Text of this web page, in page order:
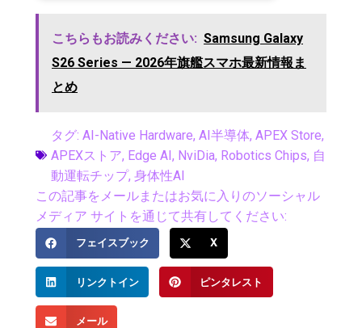
こちらもお読みください: Samsung Galaxy
S26 Series — 2026年旗艦スマホ最新情報ま
とめ
タグ: AI-Native Hardware, AI半導体, APEX Store,
APEXストア, Edge AI, NviDia, Robotics Chips, 自
動運転チップ, 身体性AI
この記事をメールまたはお気に入りのソーシャル
メディア サイトを通じて共有してください:
フェイスブック X
リンクトイン ピンタレスト
メール